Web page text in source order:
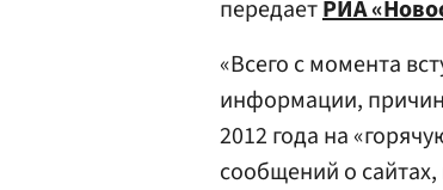
передаетРИА
«Всего с момента
информации,
2012 года на
сообщений о